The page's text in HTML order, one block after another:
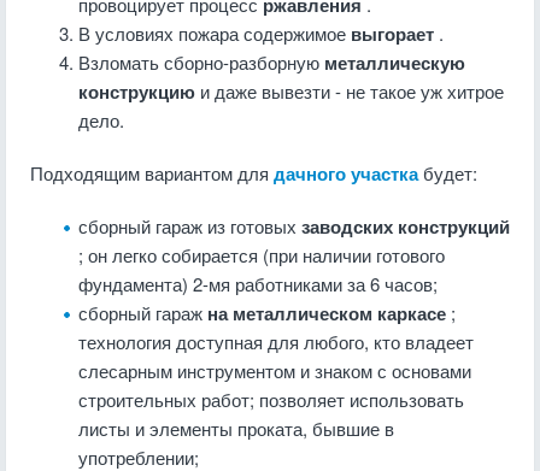
В условиях пожара содержимое выгорает .
Взломать сборно-разборную металлическую
конструкцию и даже вывезти - не такое уж хитрое
дело.
Подходящим вариантом для дачного участка будет:
сборный гараж из готовых заводских конструкций
; он легко собирается (при наличии готового
фундамента) 2-мя работниками за 6 часов;
сборный гараж на металлическом каркасе ;
технология доступная для любого, кто владеет
слесарным инструментом и знаком с основами
строительных работ; позволяет использовать
листы и элементы проката, бывшие в
употреблении;